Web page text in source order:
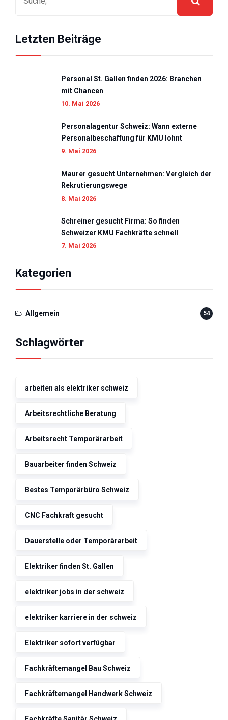
Letzten Beiträge
Personal St. Gallen finden 2026: Branchen
mit Chancen
10. Mai 2026
Personalagentur Schweiz: Wann externe
Personalbeschaffung für KMU lohnt
9. Mai 2026
Maurer gesucht Unternehmen: Vergleich der
Rekrutierungswege
8. Mai 2026
Schreiner gesucht Firma: So finden
Schweizer KMU Fachkräfte schnell
7. Mai 2026
Kategorien
Allgemein 54
Schlagwörter
arbeiten als elektriker schweiz
Arbeitsrechtliche Beratung
Arbeitsrecht Temporärarbeit
Bauarbeiter finden Schweiz
Bestes Temporärbüro Schweiz
CNC Fachkraft gesucht
Dauerstelle oder Temporärarbeit
Elektriker finden St. Gallen
elektriker jobs in der schweiz
elektriker karriere in der schweiz
Elektriker sofort verfügbar
Fachkräftemangel Bau Schweiz
Fachkräftemangel Handwerk Schweiz